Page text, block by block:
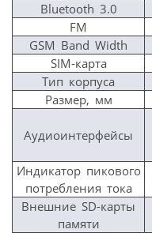
Bluetooth 3.0
FM
GSM Band Width
SIM-карта
Тип корпуса
Размер, мм
Аудиоинтерфейсы
Индикатор пикового
потребления тока
Внешние SD-карты
памяти